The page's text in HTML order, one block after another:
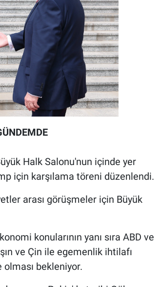
Halk Salonu'nun içinde yer
için karşılama töreni düzenlendi.
arası görüşmeler için Büyük
konularının yanı sıra ABD ve
ve Çin ile egemenlik ihtilafı
bekleniyor.